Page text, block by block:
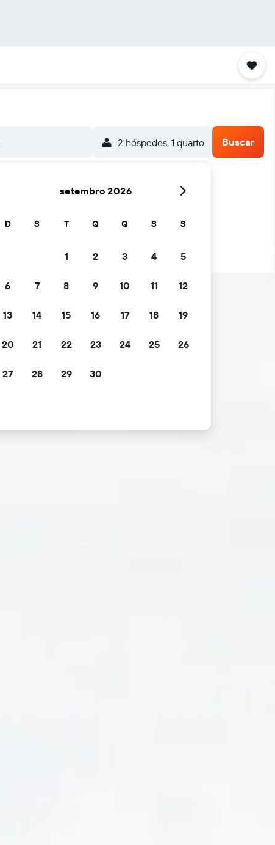
2 hóspedes, 1 quarto Buscar
setembro 2026
D S T Q Q S S
1 2 3 4 5
6 7 8 9 10 11 12
13 14 15 16 17 18 19
20 21 22 23 24 25 26
27 28 29 30